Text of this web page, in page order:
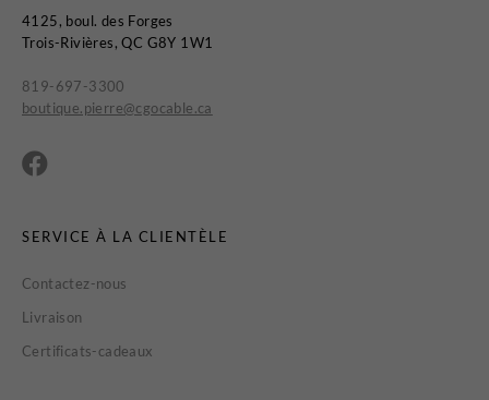
4125, boul. des Forges
Trois-Rivières, QC G8Y 1W1
819-697-3300
boutique.pierre@cgocable.ca
SERVICE À LA CLIENTÈLE
Contactez-nous
Livraison
Certificats-cadeaux